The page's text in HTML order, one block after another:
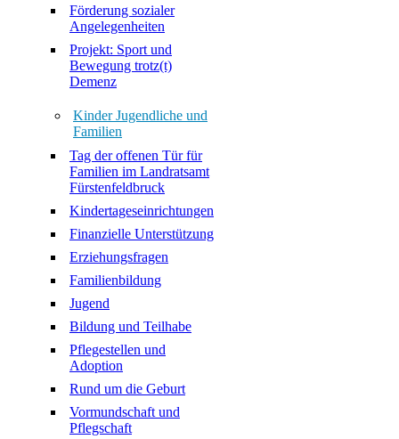
Förderung sozialer
Angelegenheiten
Projekt: Sport und
Bewegung trotz(t)
Demenz
Kinder Jugendliche und
Familien
Tag der offenen Tür für
Familien im Landratsamt
Fürstenfeldbruck
Kindertageseinrichtungen
Finanzielle Unterstützung
Erziehungsfragen
Familienbildung
Jugend
Bildung und Teilhabe
Pflegestellen und
Adoption
Rund um die Geburt
Vormundschaft und
Pflegschaft